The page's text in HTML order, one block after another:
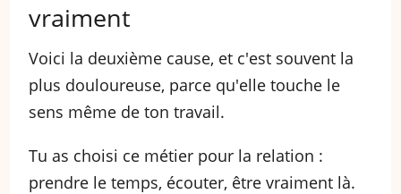
vraiment
Voici la deuxième cause, et c'est souvent la
plus douloureuse, parce qu'elle touche le
sens même de ton travail.
Tu as choisi ce métier pour la relation :
prendre le temps, écouter, être vraiment là.